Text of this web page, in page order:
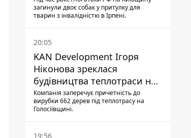
інвалідністю
загинули двоє собак у притулку для
тварин з інвалідністю в Ірпені.
20:05
KAN Development Ігоря
Ніконова зреклася
будівництва теплотраси на
Теремках
Компанія заперечує причетність до
вирубки 662 дерев під теплотрасу на
Голосіївщині.
19:56